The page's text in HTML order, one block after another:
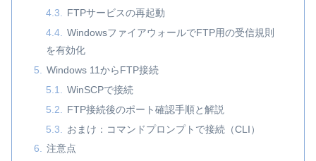
FTPサービスの再起動
WindowsファイアウォールでFTP用の受信規則
を有効化
Windows 11からFTP接続
WinSCPで接続
FTP接続後のポート確認手順と解説
おまけ：コマンドプロンプトで接続（CLI）
注意点